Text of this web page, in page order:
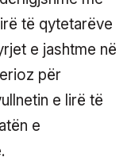
të qytetarëve
e jashtme në
për
e lirë të
e